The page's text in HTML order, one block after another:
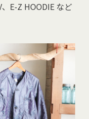
E-Z HOODIE など